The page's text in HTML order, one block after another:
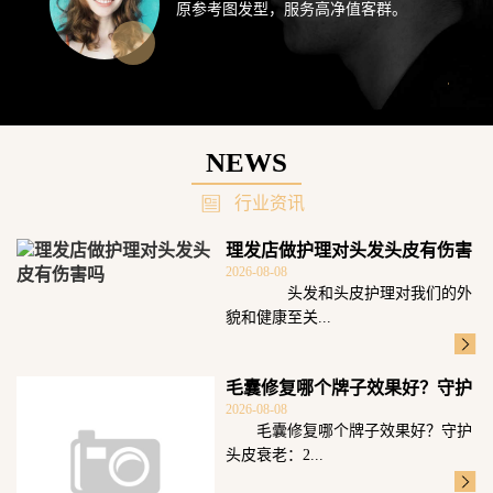
原参考图发型，服务高净值客群。
NEWS
行业资讯
理发店做护理对头发头皮有伤害
吗
2026-08-08
头发和头皮护理对我们的外
貌和健康至关...
毛囊修复哪个牌子效果好？守护
头皮衰老：2
2026-08-08
毛囊修复哪个牌子效果好？守护
头皮衰老：2...